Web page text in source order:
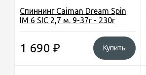
Спиннинг Caiman Dream Spin
IM 6 SIC 2,7 м. 9-37г - 230г
1 690 ₽ Купить